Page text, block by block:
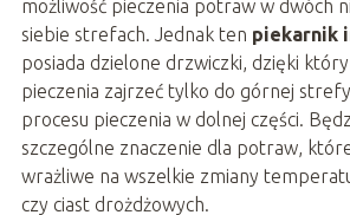
możliwość pieczenia potraw w dwóch
siebie strefach. Jednak ten piekarnik
posiada dzielone drzwiczki, dzięki
pieczenia zajrzeć tylko do górnej
procesu pieczenia w dolnej części.
szczególne znaczenie dla potraw,
wrażliwe na wszelkie zmiany
czy ciast drożdżowych.